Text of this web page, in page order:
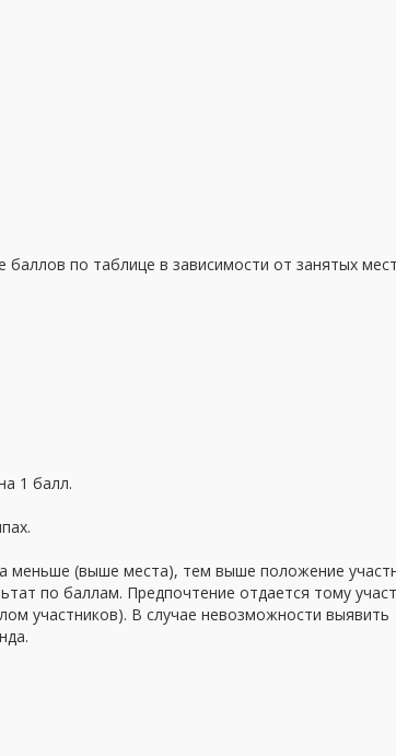
баллов по таблице в зависимости от занятых
1 балл.
меньше (выше места), тем выше положение
по баллам. Предпочтение отдается тому
участников). В случае невозможности выявить